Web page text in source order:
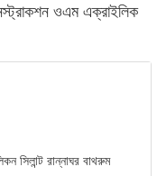
ওএম এক্রাইলিক